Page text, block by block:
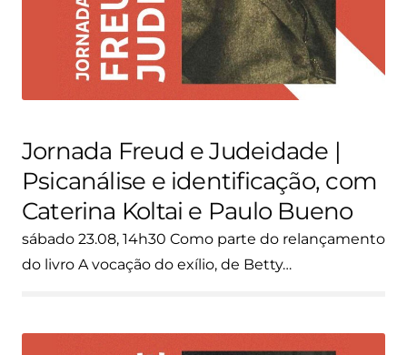
Jornada Freud e Judeidade |
Psicanálise e identificação, com
Caterina Koltai e Paulo Bueno
sábado 23.08, 14h30 Como parte do relançamento
do livro A vocação do exílio, de Betty…